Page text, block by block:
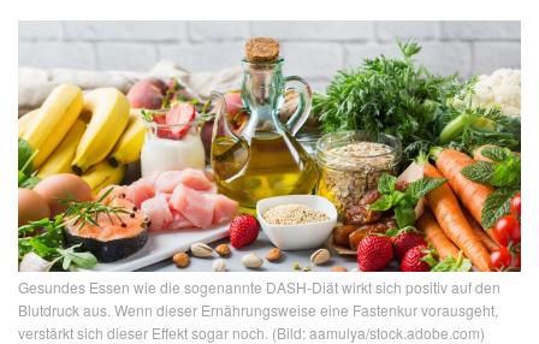
Gesundes Essen wie die sogenannte DASH-Diät wirkt sich positiv auf den
Blutdruck aus. Wenn dieser Ernährungsweise eine Fastenkur vorausgeht,
verstärkt sich dieser Effekt sogar noch. (Bild: aamulya/stock.adobe.com)